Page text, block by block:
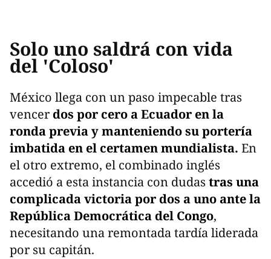
Solo uno saldrá con vida
del 'Coloso'
México llega con un paso impecable tras
vencer dos por cero a Ecuador en la
ronda previa y manteniendo su portería
imbatida en el certamen mundialista. En
el otro extremo, el combinado inglés
accedió a esta instancia con dudas tras una
complicada victoria por dos a uno ante la
República Democrática del Congo,
necesitando una remontada tardía liderada
por su capitán.